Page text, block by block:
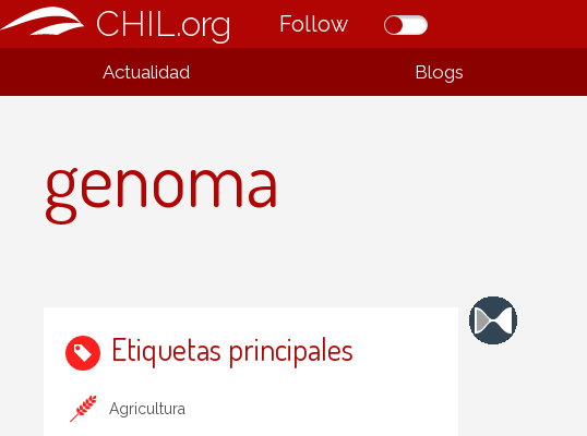
CHIL.org Follow
Actualidad Blogs
genoma
Etiquetas principales
Agricultura